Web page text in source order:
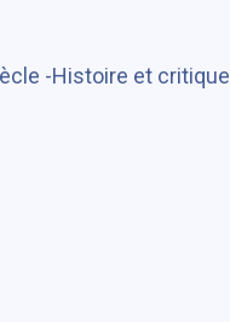
-Histoire et critique